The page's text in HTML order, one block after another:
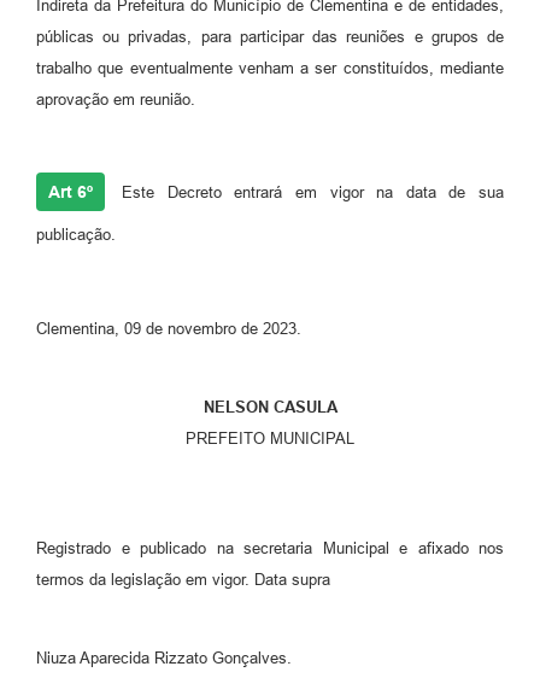
Indireta da Prefeitura do Município de Clementina e de entidades,
públicas ou privadas, para participar das reuniões e grupos de
trabalho que eventualmente venham a ser constituídos, mediante
aprovação em reunião.
Art 6º Este Decreto entrará em vigor na data de sua
publicação.
Clementina, 09 de novembro de 2023.
NELSON CASULA
PREFEITO MUNICIPAL
Registrado e publicado na secretaria Municipal e afixado nos
termos da legislação em vigor. Data supra
Niuza Aparecida Rizzato Gonçalves.